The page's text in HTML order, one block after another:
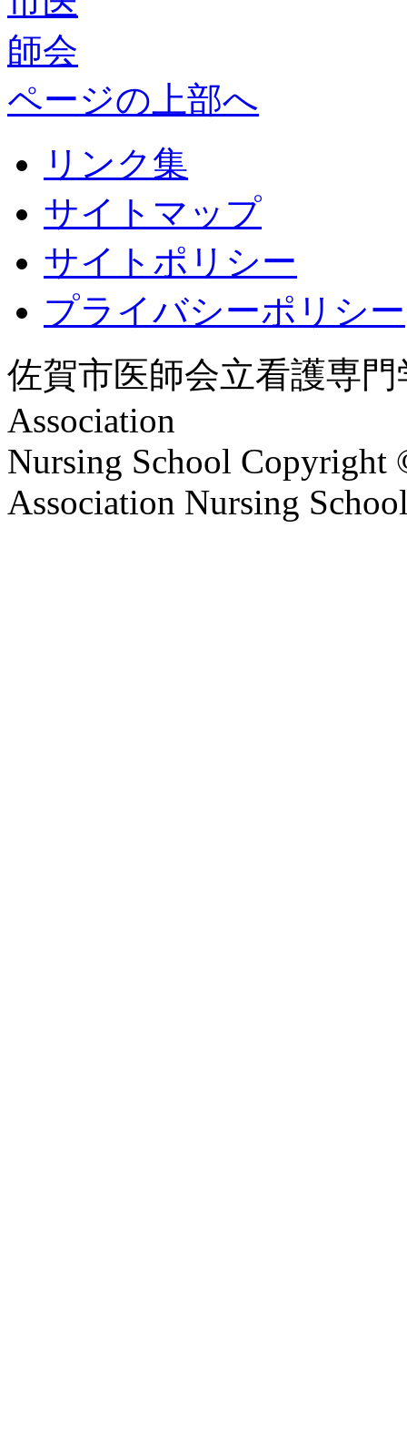
ページの上部へ
リンク集
サイトマップ
サイトポリシー
プライバシーポリシー
佐賀市医師会立看護専門
Association
Nursing School Copyright
Association Nursing